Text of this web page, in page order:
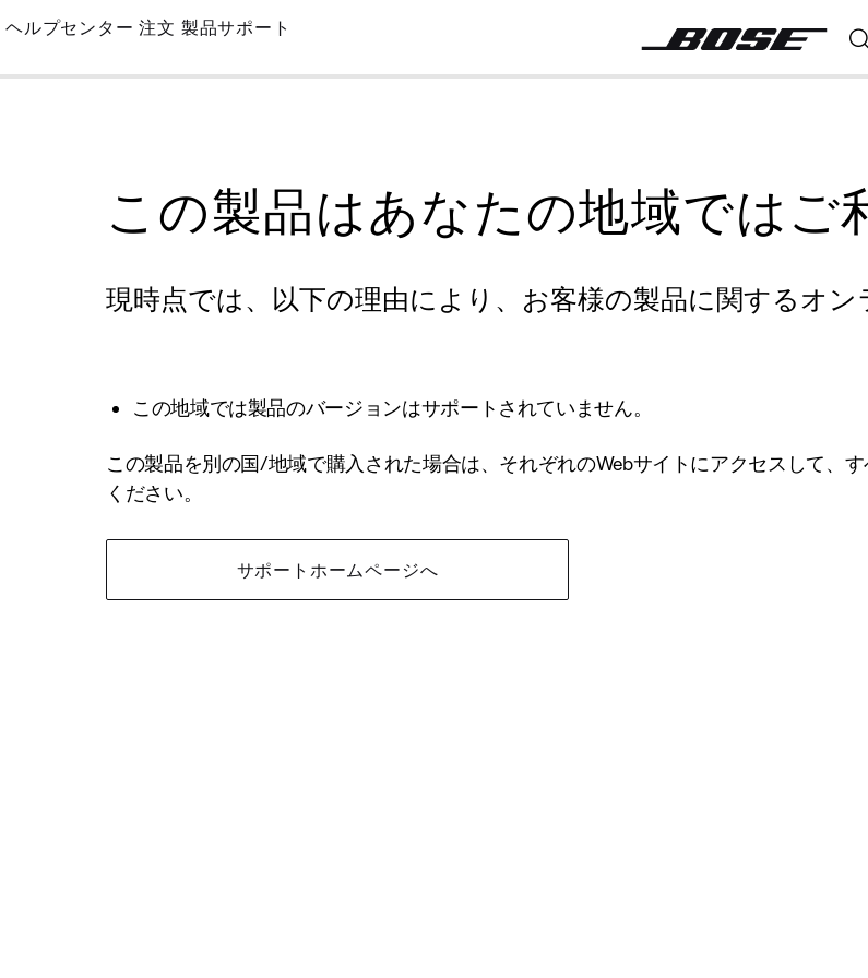
Skip
Main
ヘルプセンター 注文 製品サポート
この製品はあなたの地域ではご
現時点では、以下の理由により、お客様の製品に関するオン
この地域では製品のバージョンはサポートされていません。
この製品を別の国/地域で購入された場合は、それぞれのWebサイトにアクセスして、
ください。
サポートホームページへ